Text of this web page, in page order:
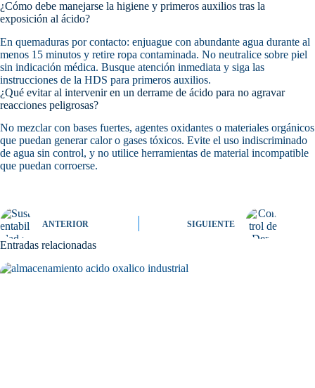
¿Cómo debe manejarse la higiene y primeros auxilios tras la
exposición al ácido?
En quemaduras por contacto: enjuague con abundante agua durante al
menos 15 minutos y retire ropa contaminada. No neutralice sobre piel
sin indicación médica. Busque atención inmediata y siga las
instrucciones de la HDS para primeros auxilios.
¿Qué evitar al intervenir en un derrame de ácido para no agravar
reacciones peligrosas?
No mezclar con bases fuertes, agentes oxidantes o materiales orgánicos
que puedan generar calor o gases tóxicos. Evite el uso indiscriminado
de agua sin control, y no utilice herramientas de material incompatible
que puedan corroerse.
ANTERIOR SIGUIENTE
Entradas relacionadas